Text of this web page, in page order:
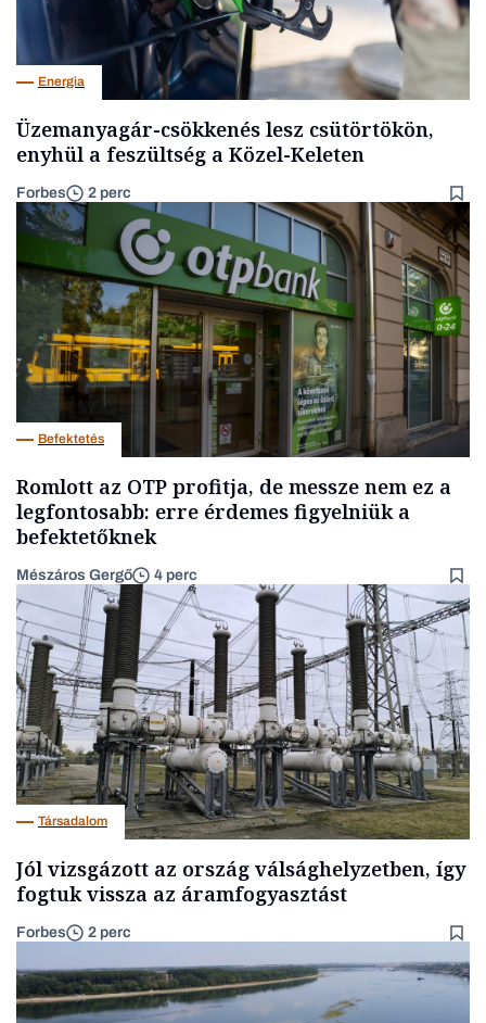
Energia
Üzemanyagár-csökkenés lesz csütörtökön,
enyhül a feszültség a Közel-Keleten
Forbes 2 perc
Befektetés
Romlott az OTP profitja, de messze nem ez a
legfontosabb: erre érdemes figyelniük a
befektetőknek
Mészáros Gergő 4 perc
Társadalom
Jól vizsgázott az ország válsághelyzetben, így
fogtuk vissza az áramfogyasztást
Forbes 2 perc